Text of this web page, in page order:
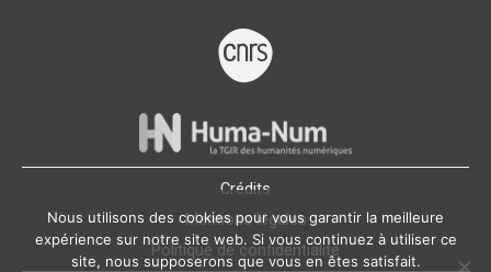
Crédits
Mentions légales
Politique de confidentialité
Nous utilisons des cookies pour vous garantir la meilleure
expérience sur notre site web. Si vous continuez à utiliser ce
site, nous supposerons que vous en êtes satisfait.